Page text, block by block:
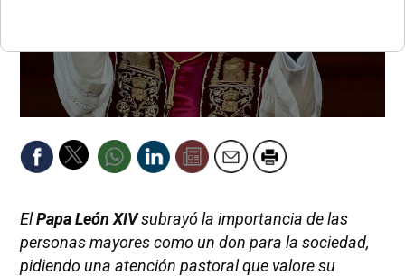
ElPapa León XIVsubrayó la importancia de las
personas mayores como un don para la sociedad,
pidiendo una atención pastoral que valore su